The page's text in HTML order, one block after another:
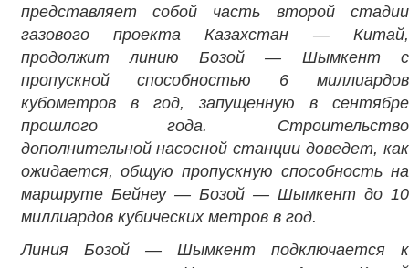
представляет собой часть второй стадии
газового проекта Казахстан — Китай,
продолжит линию Бозой — Шымкент с
пропускной способностью 6 миллиардов
кубометров в год, запущенную в сентябре
прошлого года. Строительство
дополнительной насосной станции доведет, как
ожидается, общую пропускную способность на
маршруте Бейнеу — Бозой — Шымкент до 10
миллиардов кубических метров в год.
Линия Бозой — Шымкент подключается к